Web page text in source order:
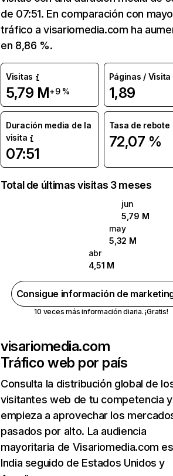
de 07:51. En comparación con
tráfico a visariomedia.com ha
en 8,86 %.
Visitas
5,79 M+9 %
Páginas / Visita
1,89
Duración media de la
visita
07:51
Tasa de rebote
72,07 %
Total de últimas visitas 3 meses
jun
5,79 M
may
5,32 M
abr
4,51 M
Consigue información de
10 veces más información diaria. ¡Gratis!
visariomedia.com
Tráfico web por país
Consulta la distribución global de
visitantes web de tu competencia y
empieza a aprovechar los
pasados por alto. La audiencia
mayoritaria de Visariomedia.com
India seguido de Estados Unidos y